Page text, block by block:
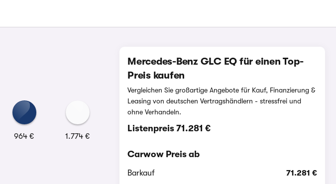
964 € 1.774 €
Mercedes-Benz GLC EQ für einen Top-
Preis kaufen
Vergleichen Sie großartige Angebote für Kauf, Finanzierung &
Leasing von deutschen Vertragshändlern - stressfrei und
ohne Verhandeln.
Listenpreis71.281 €
Carwow Preis ab
Barkauf 71.281 €